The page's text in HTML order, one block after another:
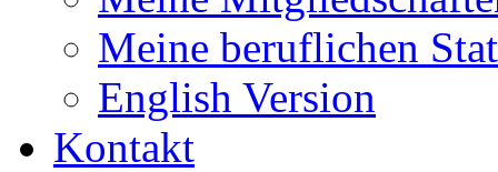
Meine beruflichen
English Version
Kontakt